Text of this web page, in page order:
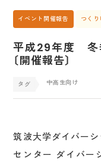
イベント開催報告 つく
平成29年度 冬
〔開催報告〕
中高生向け
筑波大学ダイバー
センター ダイバー